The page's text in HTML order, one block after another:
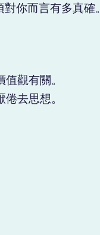
你而言有多真確。
觀有關。
去思想。